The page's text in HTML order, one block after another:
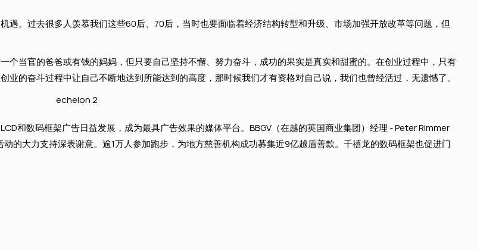
。过去很多人羡慕我们这些60后、70后，当时也要面临着经济结构转型和升级、市场加强开放改革等问题，但
当官的爸爸或有钱的妈妈，但只要自己坚持不懈、努力奋斗，成功的果实是真实和甜蜜的。在创业过程中，只有
的奋斗过程中让自己不断地达到所能达到的高度，那时候我们才有资格对自己说，我们也曾经活过，无遗憾了。
和数码框架广告日益发展，成为最具广告效果的媒体平台。BBGV（在越的英国商业集团）经理 - Peter Rimmer
的大力支持深表谢意。逾1万人参加跑步，为地方慈善机构成功募集近9亿越盾善款。千禧龙的数码框架也促进门